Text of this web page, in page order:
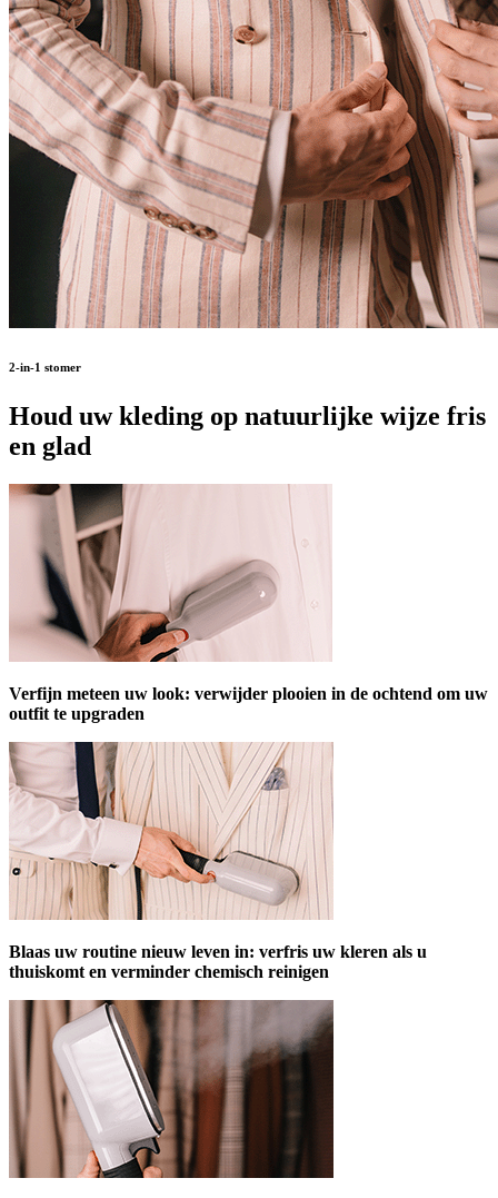
2-in-1 stomer
Houd uw kleding op natuurlijke wijze fris
en glad
Verfijn meteen uw look: verwijder plooien in de ochtend om uw
outfit te upgraden
Blaas uw routine nieuw leven in: verfris uw kleren als u
thuiskomt en verminder chemisch reinigen